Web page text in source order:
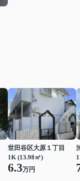
世田谷区大原１丁目
1K (13.98㎡)
6.3万円